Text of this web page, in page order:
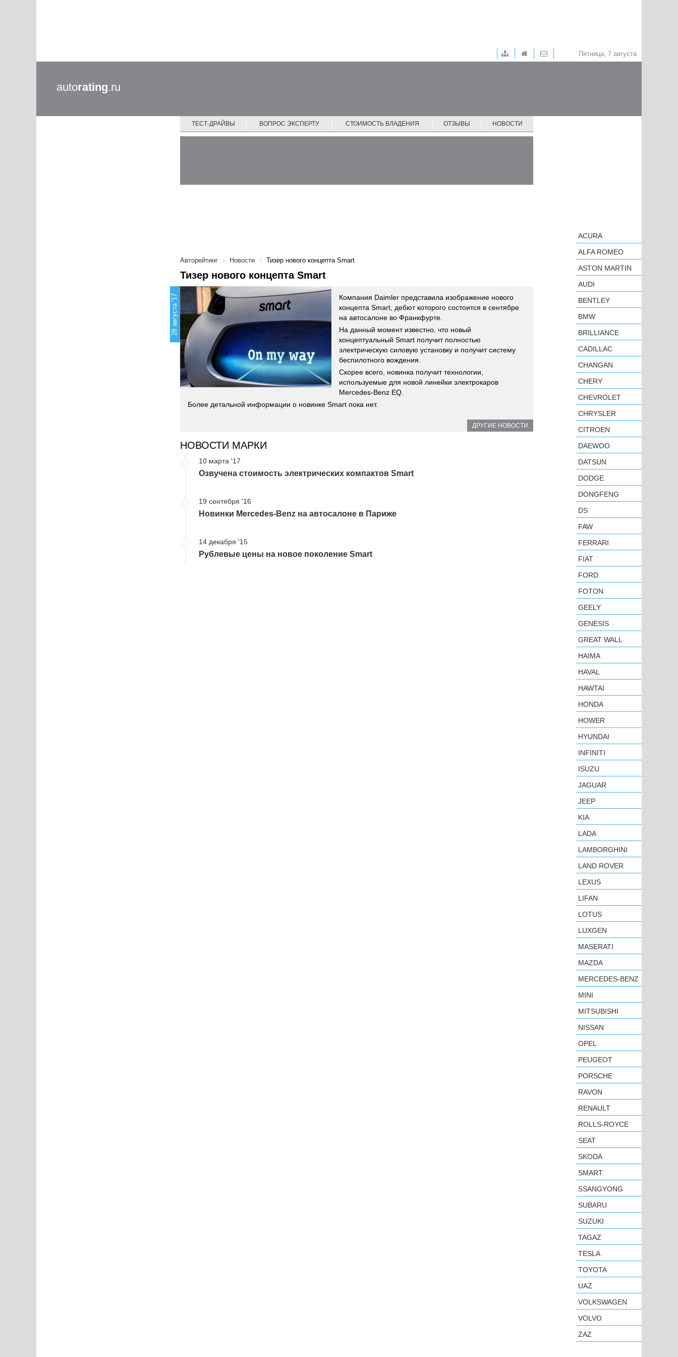
Пятница, 7 августа
autorating.ru
ТЕСТ-ДРАЙВЫ ВОПРОС ЭКСПЕРТУ СТОИМОСТЬ ВЛАДЕНИЯ ОТЗЫВЫ НОВОСТИ
Авторейтинг Новости Тизер нового концепта Smart
Тизер нового концепта Smart
28 августа '17
Компания Daimler представила изображение нового
концепта Smart, дебют которого состоится в сентябре
на автосалоне во Франкфурте.
На данный момент известно, что новый
концептуальный Smart получит полностью
электрическую силовую установку и получит систему
беспилотного вождения.
Скорее всего, новинка получит технологии,
используемые для новой линейки электрокаров
Mercedes-Benz EQ.
Более детальной информации о новинке Smart пока нет.
ДРУГИЕ НОВОСТИ
НОВОСТИ МАРКИ
10 марта '17
Озвучена стоимость электрических компактов Smart
19 сентября '16
Новинки Mercedes-Benz на автосалоне в Париже
14 декабря '15
Рублевые цены на новое поколение Smart
ACURA
ALFA ROMEO
ASTON MARTIN
AUDI
BENTLEY
BMW
BRILLIANCE
CADILLAC
CHANGAN
CHERY
CHEVROLET
CHRYSLER
CITROEN
DAEWOO
DATSUN
DODGE
DONGFENG
DS
FAW
FERRARI
FIAT
FORD
FOTON
GEELY
GENESIS
GREAT WALL
HAIMA
HAVAL
HAWTAI
HONDA
HOWER
HYUNDAI
INFINITI
ISUZU
JAGUAR
JEEP
KIA
LADA
LAMBORGHINI
LAND ROVER
LEXUS
LIFAN
LOTUS
LUXGEN
MASERATI
MAZDA
MERCEDES-BENZ
MINI
MITSUBISHI
NISSAN
OPEL
PEUGEOT
PORSCHE
RAVON
RENAULT
ROLLS-ROYCE
SEAT
SKODA
SMART
SSANGYONG
SUBARU
SUZUKI
TAGAZ
TESLA
TOYOTA
UAZ
VOLKSWAGEN
VOLVO
ZAZ